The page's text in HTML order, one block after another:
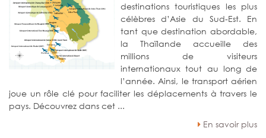
destinations touristiques les plus
célèbres d’Asie du Sud-Est. En
tant que destination abordable,
la Thaïlande accueille des
millions de visiteurs
internationaux tout au long de
l’année. Ainsi, le transport aérien
joue un rôle clé pour faciliter les déplacements à travers le
pays. Découvrez dans cet ...
En savoir plus